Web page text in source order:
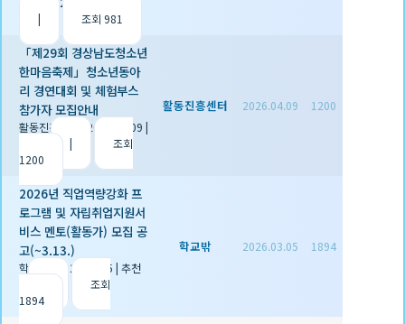
|
조회 981
「제29회 경상남도청소년
한마음축제」청소년동아
리 경연대회 및 체험부스
참가자 모집안내
활동진흥센터 2026.04.09 |
|
조회
1200
활동진흥센터 2026.04.09 1200
2026년 직업역량강화 프
로그램 및 자립취업지원서
비스 멘토(활동가) 모집 공
고(~3.13.)
학교밖 2026.03.05 | 추천
조회
1894
학교밖 2026.03.05 1894